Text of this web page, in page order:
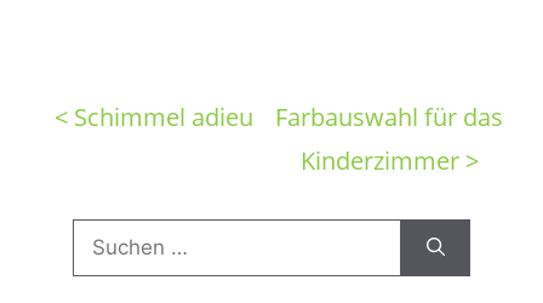
< Schimmel adieu
Farbauswahl für das
Kinderzimmer >
nach: